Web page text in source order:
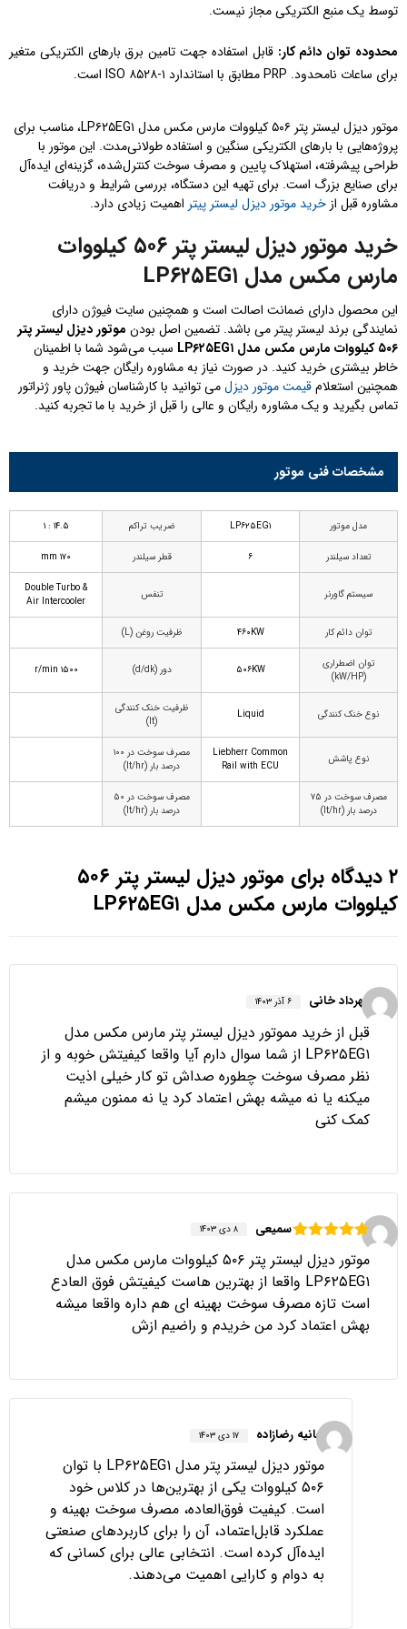
توسط یک منبع الکتریکی مجاز نیست.
محدوده توان دائم کار: قابل استفاده جهت تامین برق بارهای الکتریکی متغیر
برای ساعات نامحدود. PRP مطابق با استاندارد ISO ۸۵۲۸-۱ است.
موتور دیزل لیستر پتر ۵۰۶ کیلووات مارس مکس مدل LP۶۲۵EG۱، مناسب برای
پروژه‌هایی با بارهای الکتریکی سنگین و استفاده طولانی‌مدت. این موتور با
طراحی پیشرفته، استهلاک پایین و مصرف سوخت کنترل‌شده، گزینه‌ای ایده‌آل
برای صنایع بزرگ است. برای تهیه این دستگاه، بررسی شرایط و دریافت
مشاوره قبل ازخرید موتور دیزل لیستر پیتر اهمیت زیادی دارد.
خرید موتور دیزل لیستر پتر ۵۰۶ کیلووات
مارس مکس مدل LP۶۲۵EG۱
این محصول دارای ضمانت اصالت است و همچنین سایت فیوژن دارای
نمایندگی برند لیستر پیتر می باشد. تضمین اصل بودن موتور دیزل لیستر پتر
۵۰۶ کیلووات مارس مکس مدل LP۶۲۵EG۱
سبب می‌شود شما با اطمینان
خاطر بیشتری خرید کنید. در صورت نیاز به مشاوره رایگان جهت خرید و
همچنین استعلامقیمت موتور دیزلمی توانید با کارشناسان فیوژن پاور ژنراتور
تماس بگیرید و یک مشاوره رایگان و عالی را قبل از خرید با ما تجربه کنید.
مشخصات فنی موتور
مدل موتور LP۶۲۵EG۱ ضریب تراکم ۱۴.۵ : ۱
تعداد سیلندر ۶ قطر سیلندر ۱۷۰ mm
سیستم گاورنر تنفس
Double Turbo &
Air Intercooler
توان دائم کار ۴۶۰KW ظرفیت روغن (L)
توان اضطراری
(kW/HP)
۵۰۶KW دور (d/dk) ۱۵۰۰ r/min
نوع خنک کنندگی Liquid
ظرفیت خنک کنندگی
(lt)
نوع پاشش
Liebherr Common
Rail with ECU
مصرف سوخت در ۱۰۰
درصد بار (lt/hr)
مصرف سوخت در ۷۵
درصد بار (lt/hr)
مصرف سوخت در ۵۰
درصد بار (lt/hr)
۲ دیدگاه برای
موتور دیزل لیستر پتر ۵۰۶
کیلووات مارس مکس مدل LP۶۲۵EG۱
مهرداد خانی ۶ آذر ۱۴۰۳
قبل از خرید مموتور دیزل لیستر پتر مارس مکس مدل
LP۶۲۵EG۱ از شما سوال دارم آیا واقعا کیفیتش خوبه و از
نظر مصرف سوخت چطوره صداش تو کار خیلی اذیت
میکنه یا نه میشه بهش اعتماد کرد یا نه ممنون میشم
کمک کنی
امتیاز
۵
سمیعی ۸ دی ۱۴۰۳
موتور دیزل لیستر پتر ۵۰۶ کیلووات مارس مکس مدل
LP۶۲۵EG۱ واقعا از بهترین هاست کیفیتش فوق العادع
است تازه مصرف سوخت بهینه ای هم داره واقعا میشه
بهش اعتماد کرد من خریدم و راضیم ازش
هانیه رضازاده ۱۷ دی ۱۴۰۳
موتور دیزل لیستر پتر مدل LP۶۲۵EG۱ با توان
۵۰۶ کیلووات یکی از بهترین‌ها در کلاس خود
است. کیفیت فوق‌العاده، مصرف سوخت بهینه و
عملکرد قابل‌اعتماد، آن را برای کاربردهای صنعتی
ایده‌آل کرده است. انتخابی عالی برای کسانی که
به دوام و کارایی اهمیت می‌دهند.